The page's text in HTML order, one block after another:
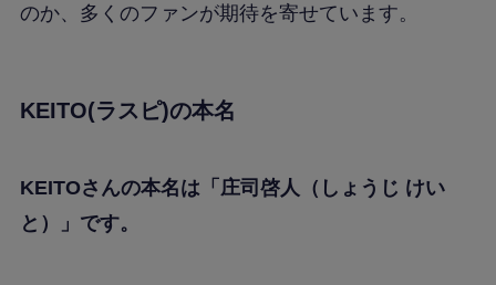
のか、多くのファンが期待を寄せています。
KEITO(ラスピ)の本名
KEITOさんの本名は「庄司啓人（しょうじ けい
と）」です。